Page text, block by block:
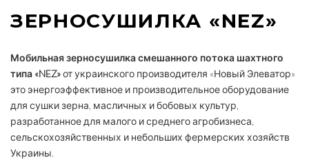
ЗЕРНОСУШИЛКА «NEZ»
Мобильная зерносушилка смешанного потока шахтного
типа «NEZ»от украинского производителя «Новый Элеватор»
это энергоэффективное и производительное оборудование
для сушки зерна, масличных и бобовых культур,
разработанное для малого и среднего агробизнеса,
сельскохозяйственных и небольших фермерских хозяйств
Украины.